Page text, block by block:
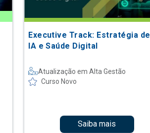
Executive Track: Estratégia de
IA e Saúde Digital
Atualização em Alta Gestão
Curso Novo
Saiba mais